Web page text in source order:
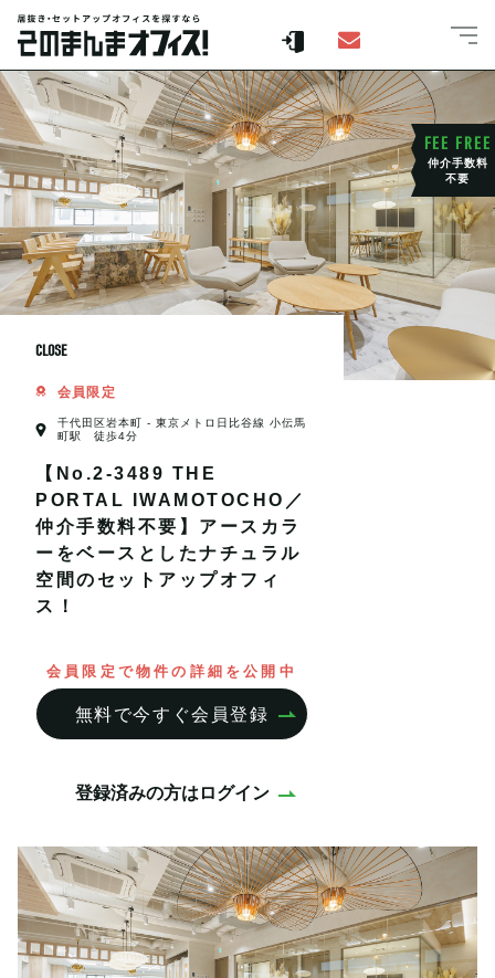
FEE FREE
仲介手数料
不要
CLOSE
会員限定
千代田区岩本町 - 東京メトロ日比谷線 小伝馬
町駅 徒歩4分
【No.2-3489 THE
PORTAL IWAMOTOCHO／
仲介手数料不要】アースカラ
ーをベースとしたナチュラル
空間のセットアップオフィ
ス！
会員限定で物件の詳細を公開中
無料で今すぐ会員登録
登録済みの方はログイン